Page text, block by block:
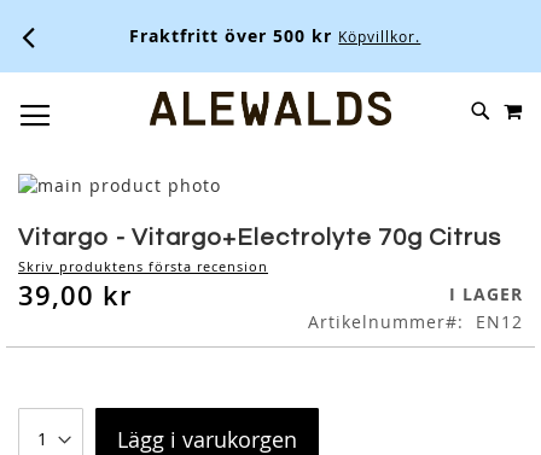
Fraktfritt över 500 kr Köpvillkor.
SKIP
Skip
the
end
of
the
gallery
to
the
beginning
of
images
Vitargo - Vitargo+Electrolyte 70g Citrus
Skriv produktens första recension
39,00 kr
I LAGER
Artikelnummer
EN12
Lägg i varukorgen